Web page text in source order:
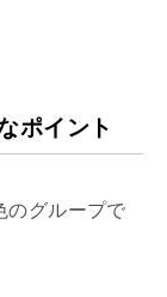
ポイント
のグループで